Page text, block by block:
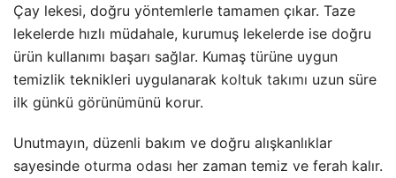
Çay lekesi, doğru yöntemlerle tamamen çıkar. Taze
lekelerde hızlı müdahale, kurumuş lekelerde ise doğru
ürün kullanımı başarı sağlar. Kumaş türüne uygun
temizlik teknikleri uygulanarak koltuk takımı uzun süre
ilk günkü görünümünü korur.
Unutmayın, düzenli bakım ve doğru alışkanlıklar
sayesinde oturma odası her zaman temiz ve ferah kalır.